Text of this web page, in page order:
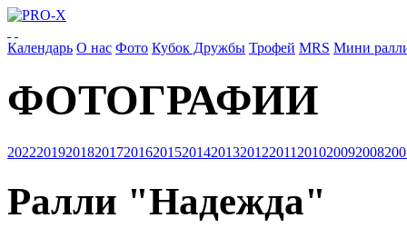
Календарь О нас Фото Кубок Дружбы Трофей MRS Мини
ФОТОГРАФИИ
2022201920182017201620152014201320122011 201020092008
Ралли "Надежда"